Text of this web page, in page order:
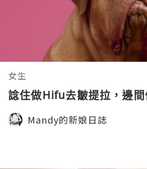
女生
諗住做Hifu去皺提拉，邊間
Mandy的新娘日誌